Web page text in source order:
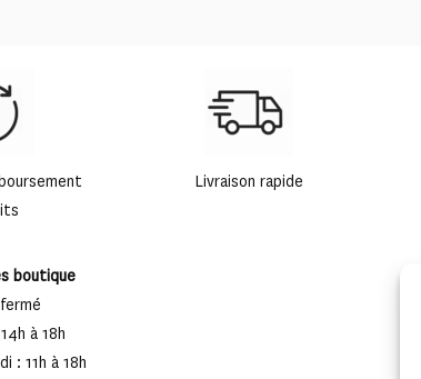
Livraison rapide
boutique
à 18h
: 11h à 18h